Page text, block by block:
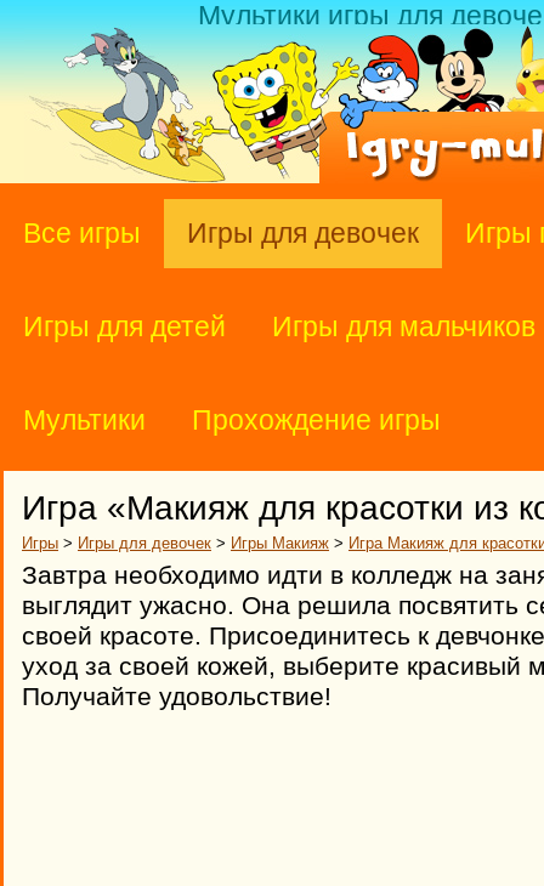
Мультики игры для
Все игры Игры для девочек Игры
Игры для детей Игры для мальчиков
Мультики Прохождение игры
Игра «Макияж для красотки из
Игры > Игры для девочек > Игры Макияж > Игра Макияж для
Завтра необходимо идти в колледж на
выглядит ужасно. Она решила посвятить
своей красоте. Присоединитесь к
уход за своей кожей, выберите красивый
Получайте удовольствие!